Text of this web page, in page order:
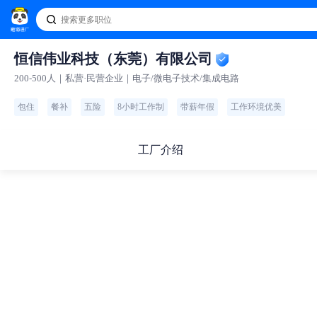
恒信伟业科技（东莞）有限公司
200-500人｜私营·民营企业｜电子/微电子技术/集成电路
包住 餐补 五险 8小时工作制 带薪年假 工作环境优美
工厂介绍